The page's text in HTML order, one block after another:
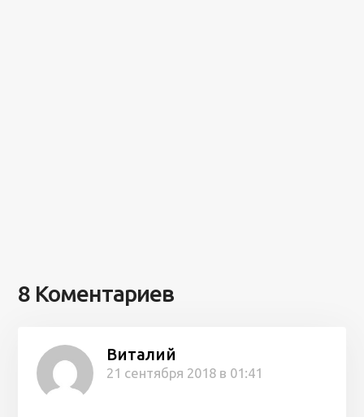
8 Коментариев
Виталий
21 сентября 2018 в 01:41